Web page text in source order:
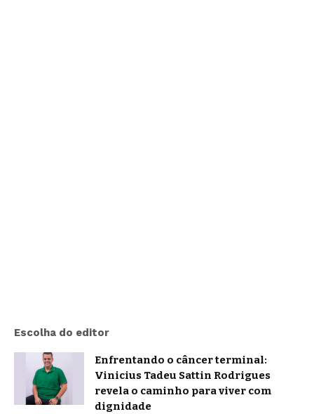
Escolha do editor
Enfrentando o câncer terminal:
Vinicius Tadeu Sattin Rodrigues
revela o caminho para viver com
dignidade